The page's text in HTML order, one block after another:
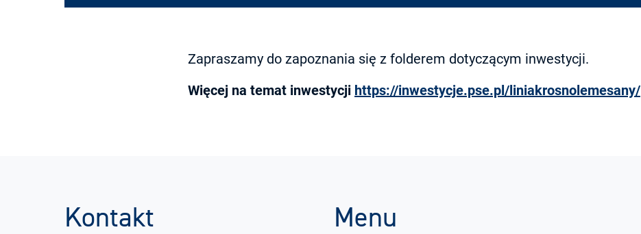
Zapraszamy do zapoznania się z folderem dotyczącym inwestycji.
Więcej na temat inwestycji https://inwestycje.pse.pl/liniakrosnolemesany/
Kontakt Menu